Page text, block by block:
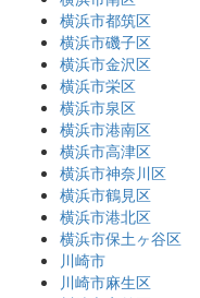
横浜市都筑区
横浜市磯子区
横浜市金沢区
横浜市栄区
横浜市泉区
横浜市港南区
横浜市高津区
横浜市神奈川区
横浜市鶴見区
横浜市港北区
横浜市保土ヶ谷区
川崎市
川崎市麻生区